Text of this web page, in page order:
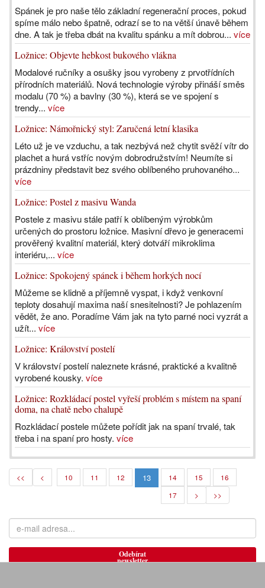
Spánek je pro naše tělo základní regenerační proces, pokud
spíme málo nebo špatně, odrazí se to na větší únavě během
dne. A tak je třeba dbát na kvalitu spánku a mít dobrou... více
Ložnice: Objevte hebkost bukového vlákna
Modalové ručníky a osušky jsou vyrobeny z prvotřídních
přírodních materiálů. Nová technologie výroby přináší směs
modalu (70 %) a bavlny (30 %), která se ve spojení s
trendy... více
Ložnice: Námořnický styl: Zaručená letní klasika
Léto už je ve vzduchu, a tak nezbývá než chytit svěží vítr do
plachet a hurá vstříc novým dobrodružstvím! Neumíte si
prázdniny představit bez svého oblíbeného pruhovaného...
více
Ložnice: Postel z masivu Wanda
Postele z masivu stále patří k oblíbeným výrobkům
určených do prostoru ložnice. Masivní dřevo je generacemi
prověřený kvalitní materiál, který dotváří mikroklima
interiéru,... více
Ložnice: Spokojený spánek i během horkých nocí
Můžeme se klidně a příjemně vyspat, i když venkovní
teploty dosahují maxima naší snesitelnosti? Je pohlazením
vědět, že ano. Poradíme Vám jak na tyto parné noci vyzrát a
užít... více
Ložnice: Království postelí
V království postelí naleznete krásné, praktické a kvalitně
vyrobené kousky. více
Ložnice: Rozkládací postel vyřeší problém s místem na spaní
doma, na chatě nebo chalupě
Rozkládací postele můžete pořídit jak na spaní trvalé, tak
třeba i na spaní pro hosty. více
<< < 10 11 12 13 14 15
16
17
> >>
Odebírat
newsletter